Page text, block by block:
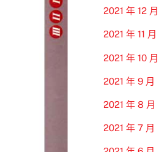
2021 年 12 月
2021 年 11 月
2021 年 10 月
2021 年 9 月
2021 年 8 月
2021 年 7 月